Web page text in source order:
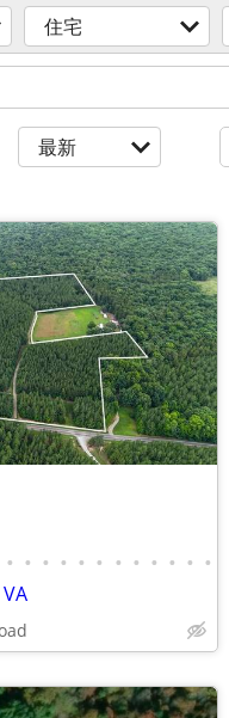
住宅
最新
• • • • • • • • • • • •